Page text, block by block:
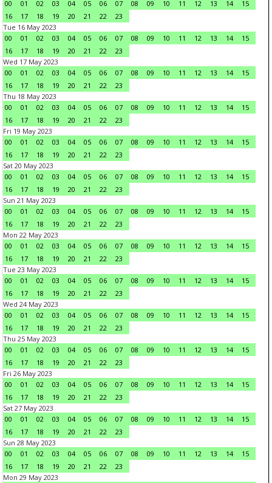
00 01 02 03 04 05 06 07 08 09 10 11 12 13 14
15
16
17 18 19 20 21 22
23
Tue 16 May 2023
00
01 02 03 04 05 06 07 08 09 10 11 12 13 14
15
16
17 18 19 20 21 22
23
Wed 17 May 2023
00
01 02 03 04 05 06 07 08 09 10 11 12 13 14
15
16
17 18 19 20 21 22
23
Thu 18 May 2023
00
01 02 03 04 05 06 07 08 09 10 11 12 13 14
15
16
17 18 19 20 21 22
23
Fri 19 May 2023
00
01 02 03 04 05 06 07 08 09 10 11 12 13 14
15
16
17 18 19 20 21 22
23
Sat 20 May 2023
00
01 02 03 04 05 06 07 08 09 10 11 12 13 14
15
16
17 18 19 20 21 22
23
Sun 21 May 2023
00
01 02 03 04 05 06 07 08 09 10 11 12 13 14
15
16
17 18 19 20 21 22
23
Mon 22 May 2023
00
01 02 03 04 05 06 07 08 09 10 11 12 13 14
15
16
17 18 19 20 21 22
23
Tue 23 May 2023
00
01 02 03 04 05 06 07 08 09 10 11 12 13 14
15
16
17 18 19 20 21 22
23
Wed 24 May 2023
00
01 02 03 04 05 06 07 08 09 10 11 12 13 14
15
16
17 18 19 20 21 22
23
Thu 25 May 2023
00
01 02 03 04 05 06 07 08 09 10 11 12 13 14
15
16
17 18 19 20 21 22
23
Fri 26 May 2023
00
01 02 03 04 05 06 07 08 09 10 11 12 13 14
15
16
17 18 19 20 21 22
23
Sat 27 May 2023
00
01 02 03 04 05 06 07 08 09 10 11 12 13 14
15
16
17 18 19 20 21 22
23
Sun 28 May 2023
00
01 02 03 04 05 06 07 08 09 10 11 12 13 14
15
16
17 18 19 20 21 22
23
Mon 29 May 2023